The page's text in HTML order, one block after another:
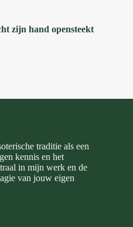
zijn hand opensteekt
traditie als een
kennis en het
in mijn werk en de
van jouw eigen